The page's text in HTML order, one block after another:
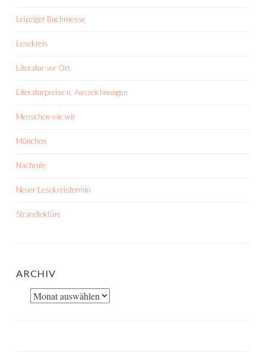
Leipziger Buchmesse
Lesekreis
Literatur vor Ort
Literaturpreise u. Auszeichnungen
Menschen wie wir
München
Nachrufe
Neuer Lesekreistermin
Strandlektüre
ARCHIV
Archiv